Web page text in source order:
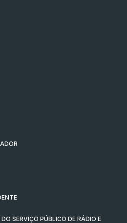
SERVIÇO PÚBLICO DE RÁDIO E